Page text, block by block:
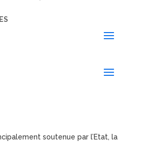
soutenue par l’Etat, la